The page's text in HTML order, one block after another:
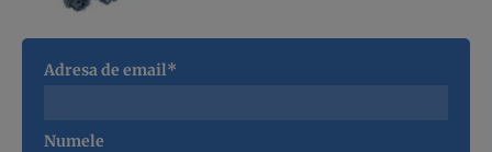
Adresa de email*
Numele